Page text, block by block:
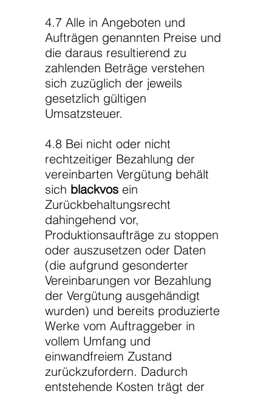
4.7 Alle in Angeboten und
Aufträgen genannten Preise und
die daraus resultierend zu
zahlenden Beträge verstehen
sich zuzüglich der jeweils
gesetzlich gültigen
Umsatzsteuer.
4.8 Bei nicht oder nicht
rechtzeitiger Bezahlung der
vereinbarten Vergütung behält
sich blackvos ein
Zurückbehaltungsrecht
dahingehend vor,
Produktionsaufträge zu stoppen
oder auszusetzen oder Daten
(die aufgrund gesonderter
Vereinbarungen vor Bezahlung
der Vergütung ausgehändigt
wurden) und bereits produzierte
Werke vom Auftraggeber in
vollem Umfang und
einwandfreiem Zustand
zurückzufordern. Dadurch
entstehende Kosten trägt der